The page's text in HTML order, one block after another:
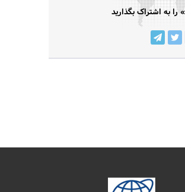
به اشتراک بگذارید